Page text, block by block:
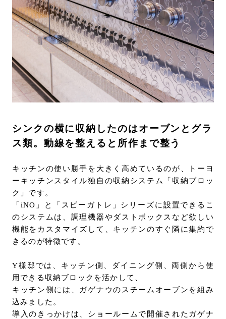
シンクの横に収納したのはオーブンとグラ
ス類。動線を整えると所作まで整う
キッチンの使い勝手を大きく高めているのが、トーヨ
ーキッチンスタイル独自の収納システム「収納ブロッ
ク」です。
「iNO」と「スピーガトレ」シリーズに設置できるこ
のシステムは、調理機器やダストボックスなど欲しい
機能をカスタマイズして、キッチンのすぐ隣に集約で
きるのが特徴です。
Y様邸では、キッチン側、ダイニング側、両側から使
用できる収納ブロックを活かして、
キッチン側には、ガゲナウのスチームオーブンを組み
込みました。
導入のきっかけは、ショールームで開催されたガゲナ